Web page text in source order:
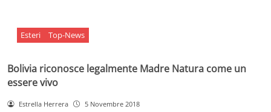
Esteri Top-News
Bolivia riconosce legalmente Madre Natura come un
essere vivo
Estrella Herrera 5 Novembre 2018